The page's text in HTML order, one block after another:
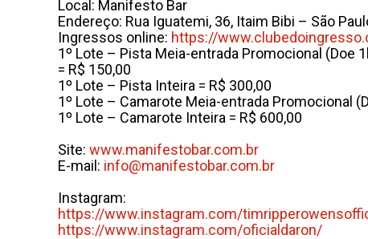
Local: Manifesto Bar
Endereço: Rua Iguatemi, 36, Itaim Bibi – São
Ingressos online: https://www.clubedoingresso.
1º Lote – Pista Meia-entrada Promocional (Doe
= R$ 150,00
1º Lote – Pista Inteira = R$ 300,00
1º Lote – Camarote Meia-entrada Promocional
1º Lote – Camarote Inteira = R$ 600,00
Site: www.manifestobar.com.br
E-mail: info@manifestobar.com.br
Instagram:
https://www.instagram.com/
https://www.instagram.com/oficialdaron/